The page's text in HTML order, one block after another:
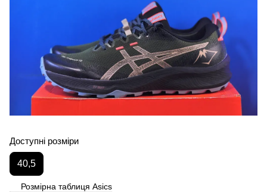
Доступні розміри
40,5
Розмірна таблиця Asics